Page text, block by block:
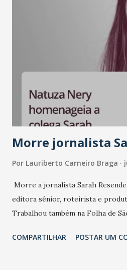
A nova edição chega em um
e consistência ganham peso nas
liderança e estratégia. - Vivemos
mundo fala muito e poucos
sempre existiu para dar palco a
consistência, e nesta edição isso
Vamos reforçar que ser genuíno
marcas, pessoas e mercado",
Morre jornalista
Por Lauriberto Carneiro Braga
Morre a jornalista Sarah
editora sênior, roteirista e
Trabalhou também na Folha de
COMPARTILHAR POSTAR UM